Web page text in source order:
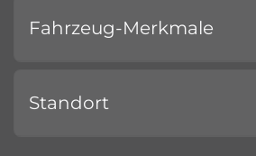
Fahrzeug-Merkmale
Standort